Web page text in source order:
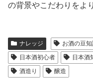
の背景やこだわりをよ
ナレッジ お酒の豆知
日本酒初心者
日本酒
酒造り
醸造